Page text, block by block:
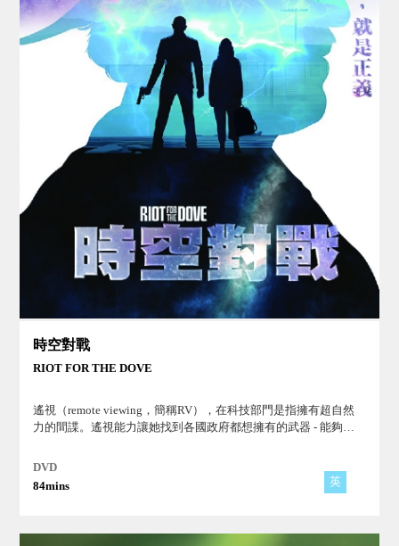
時空對戰
RIOT FOR THE DOVE
遙視（remote viewing，簡稱RV），在科技部門是指擁有超自然
力的間諜。遙視能力讓她找到各國政府都想擁有的武器 - 能夠讓
DVD
84mins
英